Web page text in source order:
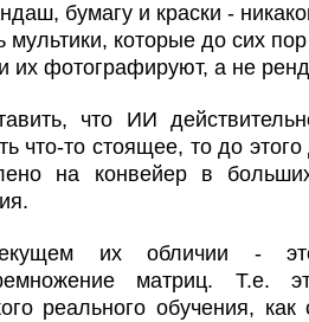
бумагу и краски -
мультики, которые до сих
их фотографируют, а не
что ИИ
что-то стоящее, то до этого
на конвейер в
их обличии -
матриц. Т.е.
реального обучения,